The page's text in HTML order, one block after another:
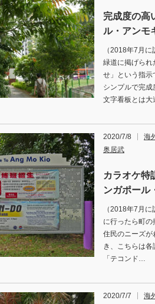
完成度の高
ル・アンモ
（2018年7月
緑道に掲げられ
せ」という指示
シンプルで完
文字看板とは
2020/7/8 海
奥居武
カラオケ特
ンガポール
（2018年7月
に行ったら町の
住民のニーズ
き、こちらは各
「テコンド…
2020/7/7 海